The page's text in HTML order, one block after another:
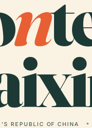
n
REPUBLIC OF CHINA